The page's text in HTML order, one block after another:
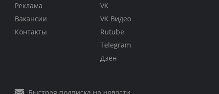
Реклама
Вакансии
Контакты
VK
VK Видео
Rutube
Telegram
Дзен